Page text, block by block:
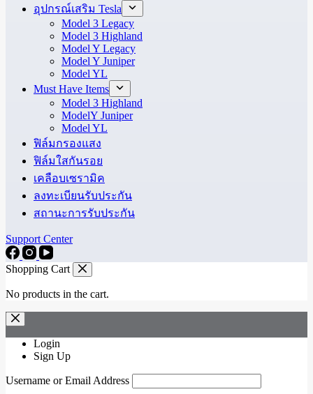
อุปกรณ์เสริม Tesla
Model 3 Legacy
Model 3 Highland
Model Y Legacy
Model Y Juniper
Model YL
Must Have Items
Model 3 Highland
ModelY Juniper
Model YL
ฟิล์มกรองแสง
ฟิล์มใสกันรอย
เคลือบเซรามิค
ลงทะเบียนรับประกัน
สถานะการรับประกัน
Support Center
Shopping Cart
No products in the cart.
Login
Sign Up
Username or Email Address